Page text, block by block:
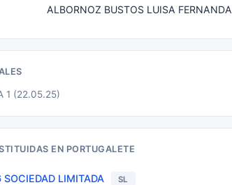
ALBORNOZ BUSTOS LUISA FERNANDA
1 (22.05.25)
EN PORTUGALETE
LIMITADA SL